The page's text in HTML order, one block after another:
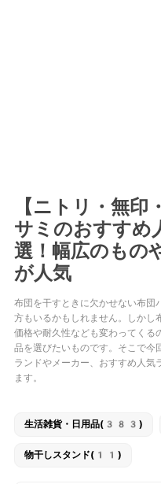
【ニトリ・無
サミのおすす
選！幅広のもの
が人気
布団を干すときに欠かせない布団
方もいるかもしれません。しかし
価格や耐久性なども変わってくる
品を選びたいものです。そこで今
ランドやメーカー、おすすめ人
ます。
生活雑貨・日用品(383)
物干しスタンド(11)